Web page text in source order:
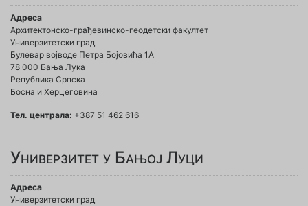
Адреса
Архитектонско-грађевинско-геодетски факултет
Универзитетски град
Булевар војводе Петра Бојовића 1A
78 000 Бања Лука
Република Српска
Босна и Херцеговина
Тел. централа: +387 51 462 616
Универзитет у Бањој Луци
Адреса
Универзитетски град